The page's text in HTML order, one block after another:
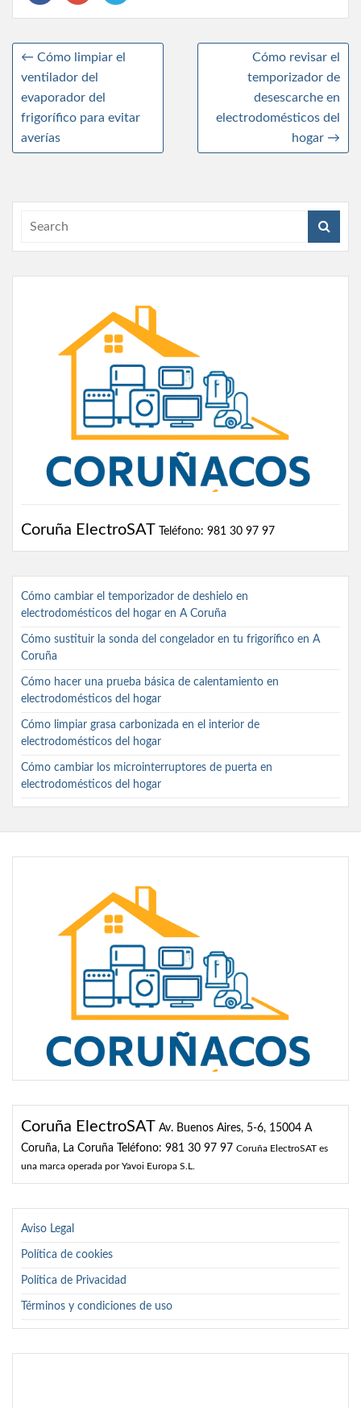
← Cómo limpiar el
ventilador del
evaporador del
frigorífico para evitar
averías
Cómo revisar el
temporizador de
desescarche en
electrodomésticos del
hogar →
Coruña ElectroSAT Teléfono: 981 30 97 97
Cómo cambiar el temporizador de deshielo en
electrodomésticos del hogar en A Coruña
Cómo sustituir la sonda del congelador en tu frigorífico en A
Coruña
Cómo hacer una prueba básica de calentamiento en
electrodomésticos del hogar
Cómo limpiar grasa carbonizada en el interior de
electrodomésticos del hogar
Cómo cambiar los microinterruptores de puerta en
electrodomésticos del hogar
Coruña ElectroSAT Av. Buenos Aires, 5-6, 15004 A
Coruña, La Coruña
Teléfono: 981 30 97 97 Coruña ElectroSAT es
una marca operada por Yavoi Europa S.L.
Aviso Legal
Política de cookies
Política de Privacidad
Términos y condiciones de uso